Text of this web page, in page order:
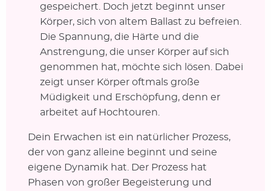
gespeichert. Doch jetzt beginnt unser
Körper, sich von altem Ballast zu befreien.
Die Spannung, die Härte und die
Anstrengung, die unser Körper auf sich
genommen hat, möchte sich lösen. Dabei
zeigt unser Körper oftmals große
Müdigkeit und Erschöpfung, denn er
arbeitet auf Hochtouren.
Dein Erwachen ist ein natürlicher Prozess,
der von ganz alleine beginnt und seine
eigene Dynamik hat. Der Prozess hat
Phasen von großer Begeisterung und